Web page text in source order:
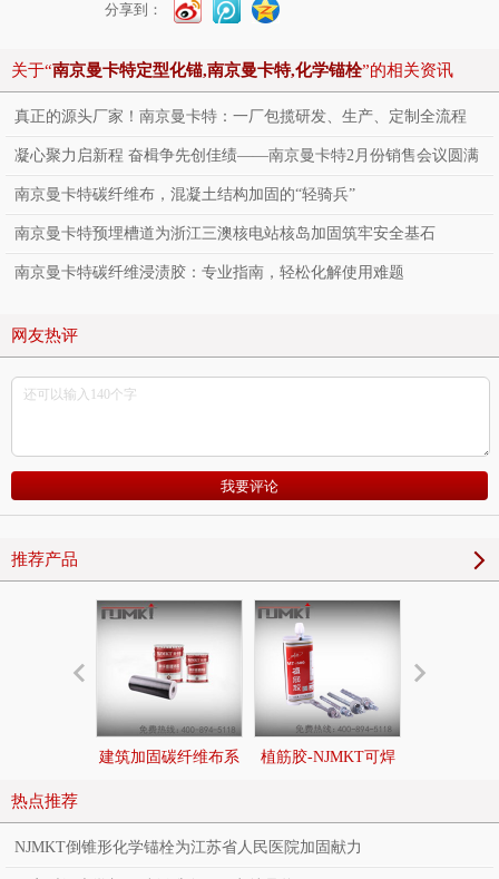
分享到：
关于“南京曼卡特定型化锚,南京曼卡特,化学锚栓”的相关资讯
真正的源头厂家！南京曼卡特：一厂包揽研发、生产、定制全流程
凝心聚力启新程 奋楫争先创佳绩——南京曼卡特2月份销售会议圆满
落幕
南京曼卡特碳纤维布，混凝土结构加固的“轻骑兵”
南京曼卡特预埋槽道为浙江三澳核电站核岛加固筑牢安全基石
南京曼卡特碳纤维浸渍胶：专业指南，轻松化解使用难题
网友热评
推荐产品
建筑加固碳纤维布系 植筋胶-NJMKT可焊
热点推荐
NJMKT倒锥形化学锚栓为江苏省人民医院加固献力